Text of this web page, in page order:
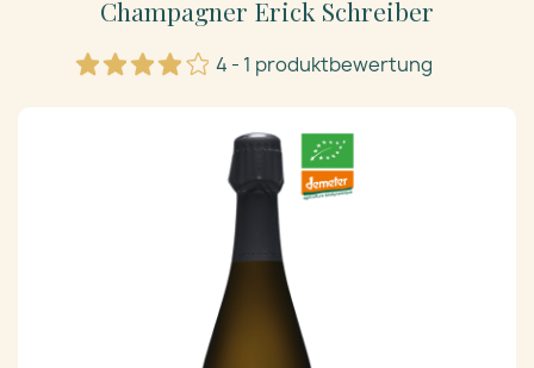
Champagner Erick Schreiber
4 - 1 produktbewertung